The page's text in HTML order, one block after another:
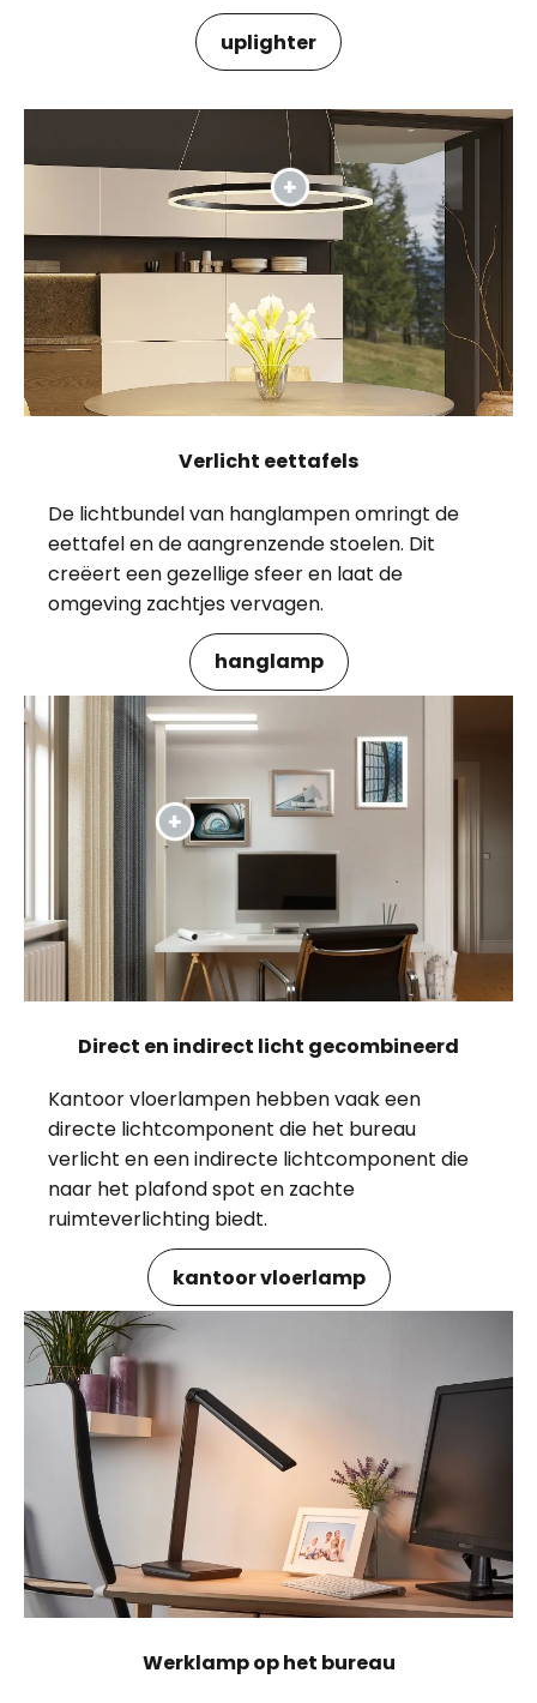
uplighter
Verlicht eettafels
De lichtbundel van hanglampen omringt de
eettafel en de aangrenzende stoelen. Dit
creëert een gezellige sfeer en laat de
omgeving zachtjes vervagen.
hanglamp
Direct en indirect licht gecombineerd
Kantoor vloerlampen hebben vaak een
directe lichtcomponent die het bureau
verlicht en een indirecte lichtcomponent die
naar het plafond spot en zachte
ruimteverlichting biedt.
kantoor vloerlamp
Werklamp op het bureau